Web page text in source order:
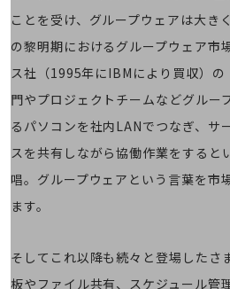
教育
製造・建設業
小売業
キーワードで探す
モバイルTOP
おすすめの機種、料金やサービスをご紹介
ビジネス向けスマートフォン
ことを受け、グループウェアは大き
の黎明期におけるグループウェア市
ス社（1995年にIBMにより買収）
門やプロジェクトチームなどグルー
るパソコンを社内LANでつなぎ、サ
スを共有しながら協働作業をすると
唱。グループウェアという言葉を市
ます。
そしてこれ以降も続々と登場したさ
板やファイル共有、スケジュール管